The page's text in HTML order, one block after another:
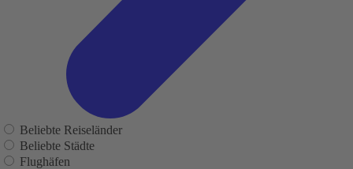
Beliebte Reiseländer
Beliebte Städte
Flughäfen